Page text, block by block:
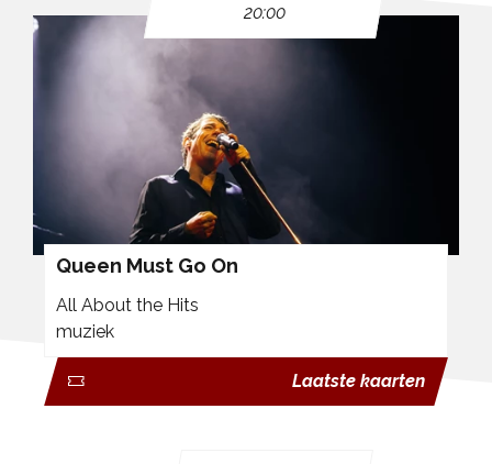
20:00
Queen Must Go On
All About the Hits
muziek
Laatste kaarten